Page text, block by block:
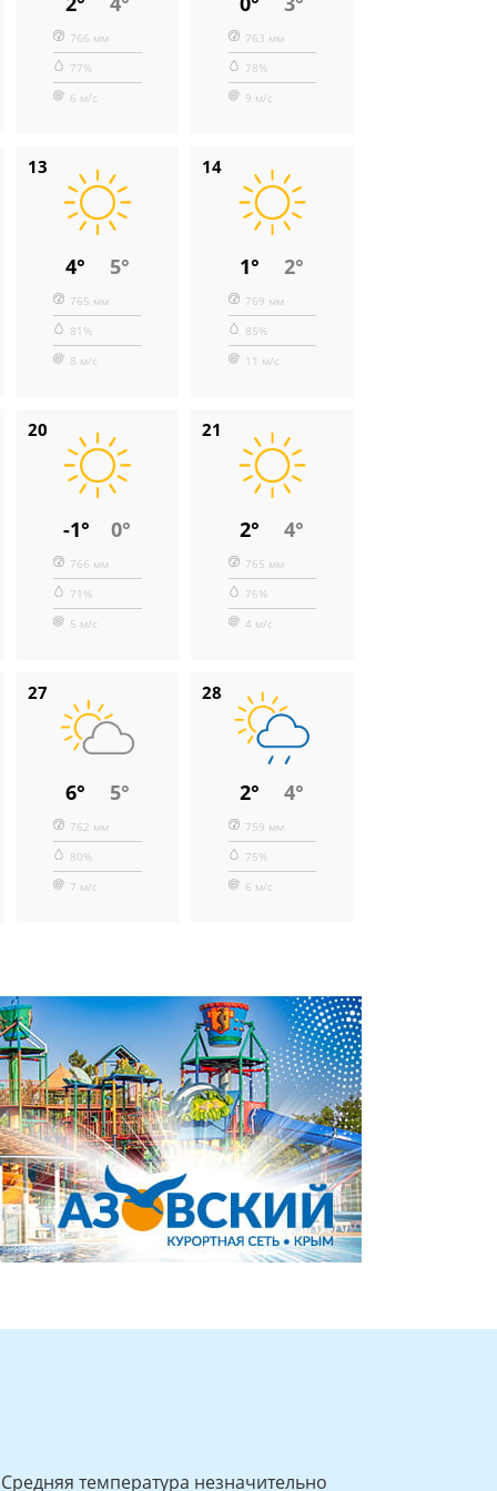
766 мм
77%
6 м/с
763 мм
78%
9 м/с
13
4° 5°
765 мм
81%
8 м/с
14
1° 2°
769 мм
85%
11 м/с
20
-1° 0°
766 мм
71%
5 м/с
21
2° 4°
765 мм
76%
4 м/с
27
6° 5°
762 мм
80%
7 м/с
28
2° 4°
759 мм
75%
6 м/с
Средняя температура незначительно